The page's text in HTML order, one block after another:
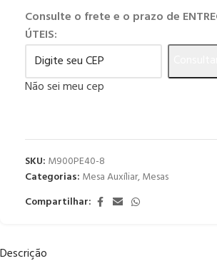
Consulte o frete e o prazo de
ÚTEIS:
Não sei meu cep
SKU: M900PE40-8
Categorias: Mesa Auxíliar,Mesas
Compartilhar:
Descrição